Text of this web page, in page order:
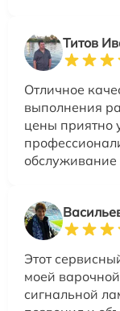
Титов
Отличное
выполнения
цены приятно
обслуживание
Этот
моей
сигнальной